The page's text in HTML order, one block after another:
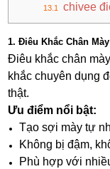
chivee
1. Điêu Khắc Chân
Điêu khắc chân
khắc chuyên dụng
thật.
Ưu điểm nổi bật:
Tạo sợi mày tự
Không bị đậm,
Phù hợp với